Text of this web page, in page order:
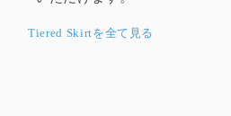
Tiered Skirtを全て見る